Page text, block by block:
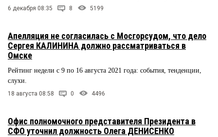
6 декабря 08:35 8 5199
Апелляция не согласилась с Мосгорсудом, что дело
Сергея КАЛИНИНА должно рассматриваться в
Омске
Рейтинг недели с 9 по 16 августа 2021 года: события, тенденции,
слухи.
18 августа 08:58 0 4496
Офис полномочного представителя Президента в
СФО уточнил должность Олега ДЕНИСЕНКО